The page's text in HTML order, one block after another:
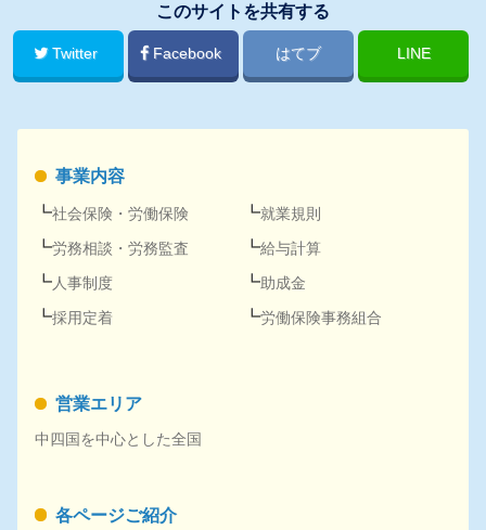
このサイトを共有する
Twitter Facebook はてブ LINE
事業内容
社会保険 ・ 労働保険
労務相談・ 労務監査
人事制度
採用定着
就業規則
給与計算
助成金
労働保険事務組合
営業エリア
中四国を中心とした全国
各ページご紹介